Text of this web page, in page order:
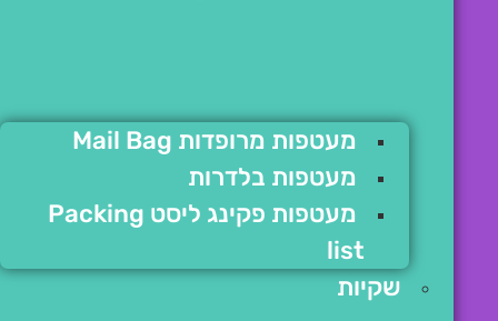
מעטפות מרופדות Mail Bag
מעטפות בלדרות
מעטפות פקינג ליסט Packing
list
שקיות